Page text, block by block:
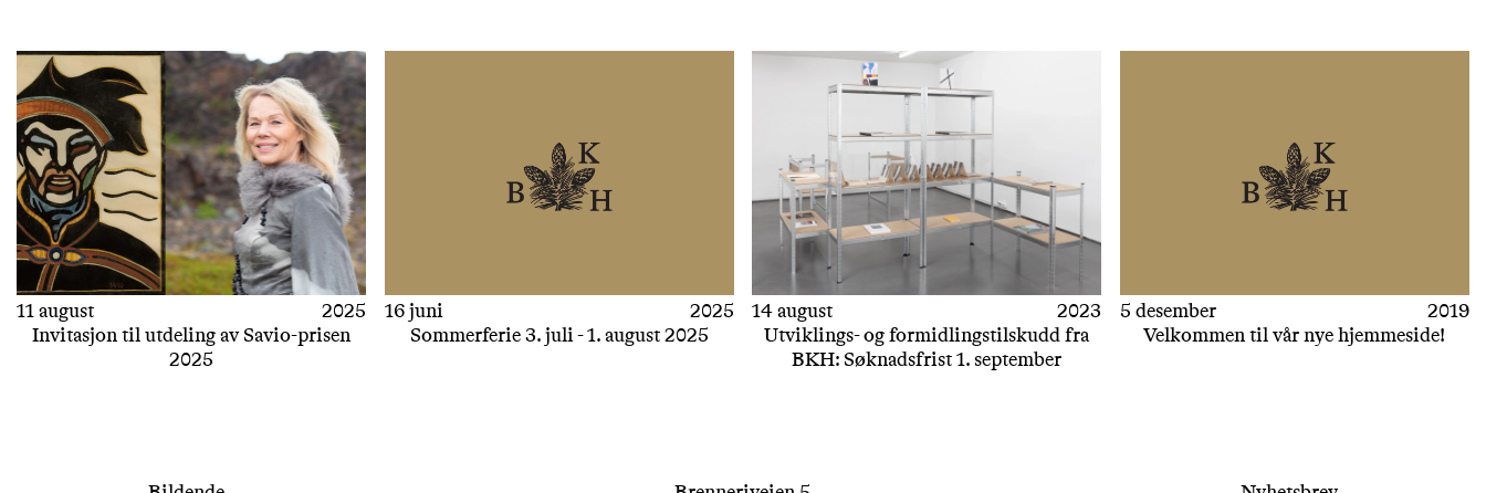
11 august
2025
Invitasjon til utdeling av Savio-prisen
2025
16 juni
2025
Sommerferie 3. juli - 1. august 2025
14 august
2023
Utviklings- og formidlingstilskudd fra
BKH: Søknadsfrist 1. september
5 desember
2019
Velkommen til vår nye hjemmeside!